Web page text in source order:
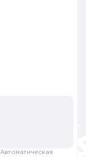
Автоматическая